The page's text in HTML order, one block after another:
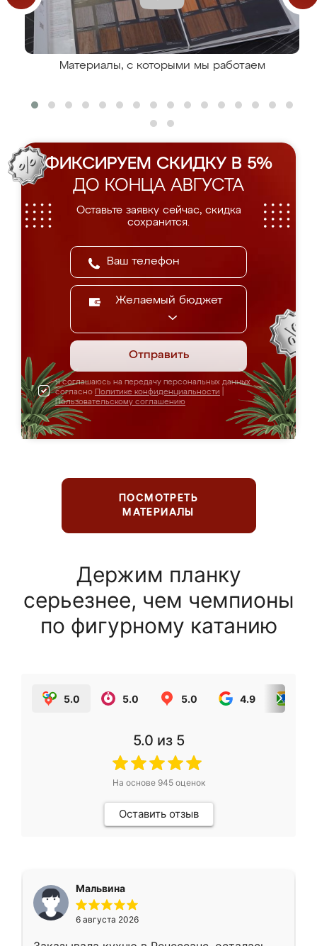
Материалы, с которыми мы работаем
ФИКСИРУЕМ СКИДКУ В 5%
ДО КОНЦА АВГУСТА
Оставьте заявку сейчас, скидка
сохранится.
Желаемый бюджет
Отправить
Я соглашаюсь на передачу персональных данных
согласно Политике конфиденциальности
Пользовательскому соглашению
ПОСМОТРЕТЬ
МАТЕРИАЛЫ
Держим планку
серьезнее, чем чемпионы
по фигурному катанию
5.0 5.0 5.0 4.9
5.0 из 5
На основе 945оценок
Оставить отзыв
Мальвина
6 августа 2026